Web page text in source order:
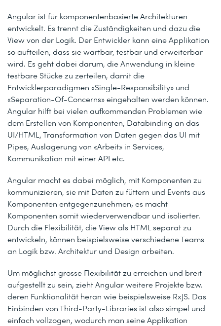
Angular ist für komponentenbasierte Architekturen
entwickelt. Es trennt die Zuständigkeiten und dazu die
View von der Logik. Der Entwickler kann eine Applikation
so aufteilen, dass sie wartbar, testbar und erweiterbar
wird. Es geht dabei darum, die Anwendung in kleine
testbare Stücke zu zerteilen, damit die
Entwicklerparadigmen «Single-Responsibility» und
«Separation-Of-Concerns» eingehalten werden können.
Angular hilft bei vielen aufkommenden Problemen wie
dem Erstellen von Komponenten, Databinding an das
UI/HTML, Transformation von Daten gegen das UI mit
Pipes, Auslagerung von «Arbeit» in Services,
Kommunikation mit einer API etc.
Angular macht es dabei möglich, mit Komponenten zu
kommunizieren, sie mit Daten zu füttern und Events aus
Komponenten entgegenzunehmen; es macht
Komponenten somit wiederverwendbar und isolierter.
Durch die Flexibilität, die View als HTML separat zu
entwickeln, können beispielsweise verschiedene Teams
an Logik bzw. Architektur und Design arbeiten.
Um möglichst grosse Flexibilität zu erreichen und breit
aufgestellt zu sein, zieht Angular weitere Projekte bzw.
deren Funktionalität heran wie beispielsweise RxJS. Das
Einbinden von Third-Party-Libraries ist also simpel und
einfach vollzogen, wodurch man seine Applikation